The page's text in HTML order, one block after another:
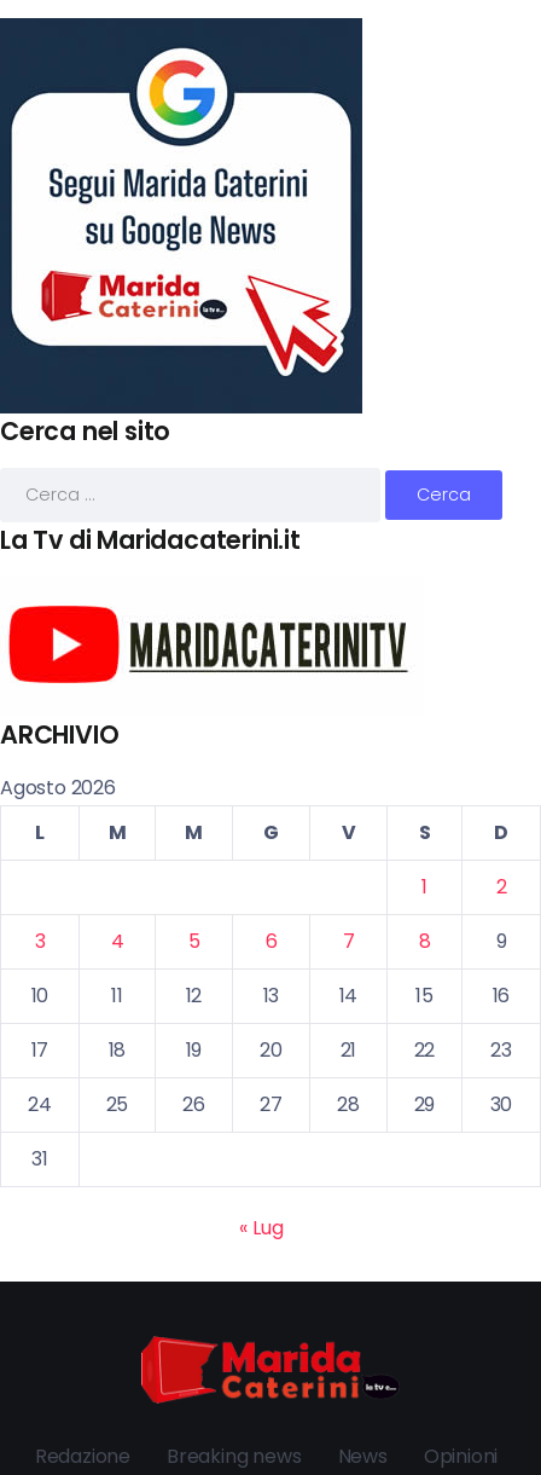
Cerca nel sito
La Tv di Maridacaterini.it
ARCHIVIO
Agosto 2026
L
M M G V S
D
1
2
3
4 5 6 7 8
9
10
11 12 13 14 15
16
17
18 19 20 21 22
23
24
25 26 27 28 29
30
31
« Lug
Redazione Breaking news News Opinioni